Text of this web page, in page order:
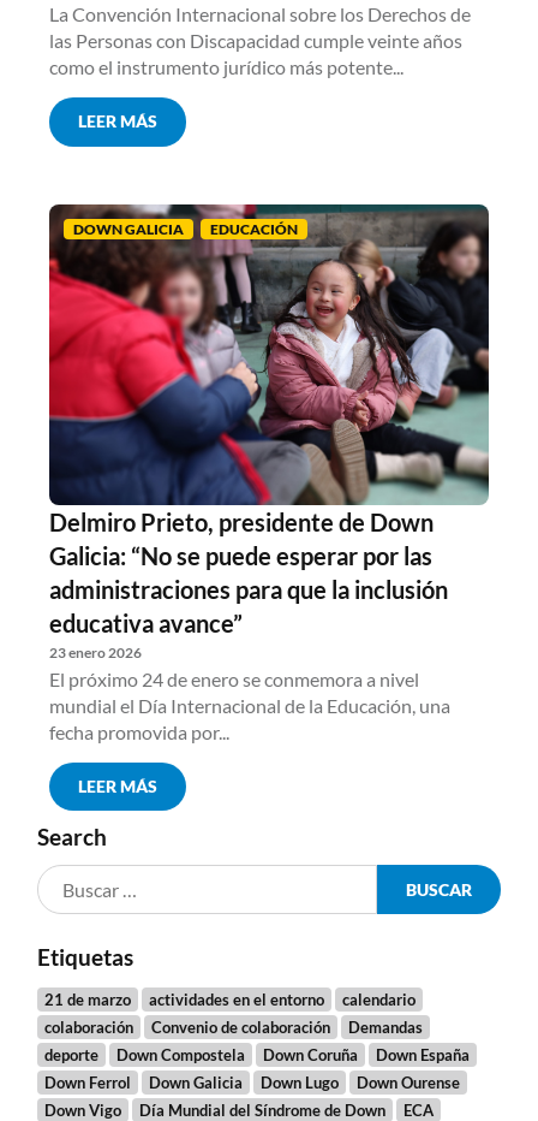
La Convención Internacional sobre los Derechos de
las Personas con Discapacidad cumple veinte años
como el instrumento jurídico más potente...
LEER MÁS
DOWN GALICIA EDUCACIÓN
Delmiro Prieto, presidente de Down
Galicia: “No se puede esperar por las
administraciones para que la inclusión
educativa avance”
23 enero 2026
El próximo 24 de enero se conmemora a nivel
mundial el Día Internacional de la Educación, una
fecha promovida por...
LEER MÁS
Search
Etiquetas
21 de marzo actividades en el entorno
calendario
colaboración
Convenio de colaboración
Demandas
deporte
Down Compostela Down Coruña
Down España
Down Ferrol
Down Galicia Down Lugo
Down Ourense
Down Vigo
Día Mundial del Síndrome de Down
ECA